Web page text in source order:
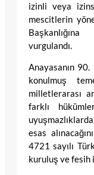
izinli veya
mescitlerin
vurgulandı.
Anayasanın
konulmuş
milletlerarası
farklı
esas
4721 sayılı
kuruluş ve fesih